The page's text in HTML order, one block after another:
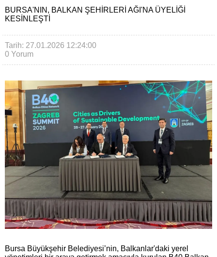
BURSA'NIN, BALKAN ŞEHIRLERI AĞI'NA ÜYELIĞI
KESINLEŞTI
Tarih: 27.01.2026 12:24:00
0 Yorum
Bursa Büyükşehir Belediyesi’nin, Balkanlar'daki yerel